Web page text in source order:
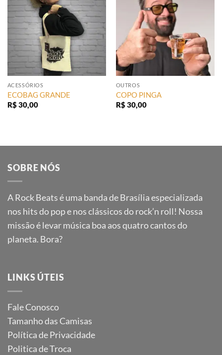
Add to
wishlist
ACESSÓRIOS
ECOBAG GRANDE
R$30,00
OUTROS
COPO PINGA
R$30,00
SOBRE NÓS
A Rock Beats é uma banda de Brasília especializada
nos hits do pop e nos clássicos do rock’n roll! Nossa
missão é levar música boa aos quatro cantos do
planeta. Bora?
LINKS ÚTEIS
Fale Conosco
Tamanho das Camisas
Política de Privacidade
Politica de Troca